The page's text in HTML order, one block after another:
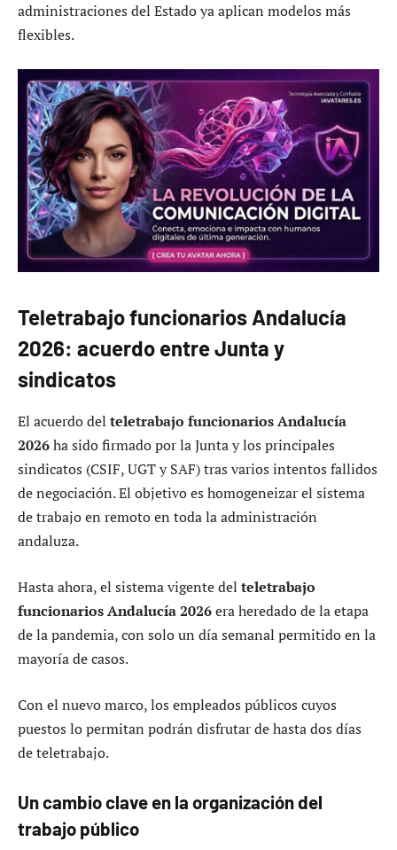
administraciones del Estado ya aplican modelos más
flexibles.
Teletrabajo funcionarios Andalucía
2026: acuerdo entre Junta y
sindicatos
El acuerdo del teletrabajo funcionarios Andalucía
2026ha sido firmado por la Junta y los principales
sindicatos (CSIF, UGT y SAF) tras varios intentos fallidos
de negociación. El objetivo es homogeneizar el sistema
de trabajo en remoto en toda la administración
andaluza.
Hasta ahora, el sistema vigente del teletrabajo
funcionarios Andalucía 2026era heredado de la etapa
de la pandemia, con solo un día semanal permitido en la
mayoría de casos.
Con el nuevo marco, los empleados públicos cuyos
puestos lo permitan podrán disfrutar de hasta dos días
de teletrabajo.
Un cambio clave en la organización del
trabajo público